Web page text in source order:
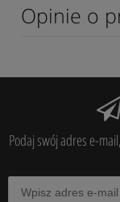
Opinie o
Podaj swój adres e-